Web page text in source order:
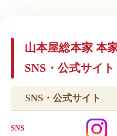
山本屋総本家 本
SNS・公式サイ
SNS・公式サイト
SNS